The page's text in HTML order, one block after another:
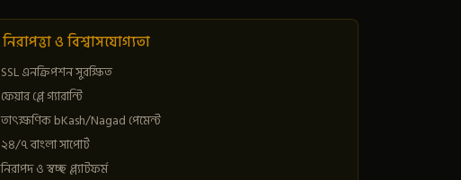
নিরাপত্তা ও বিশ্বাসযোগ্যতা
SSL এনক্রিপশন সুরক্ষিত
ফেয়ার প্লে গ্যারান্টি
তাৎক্ষণিক bKash/Nagad পেমেন্ট
২৪/৭ বাংলা সাপোর্ট
নিরাপদ ও স্বচ্ছ প্ল্যাটফর্ম